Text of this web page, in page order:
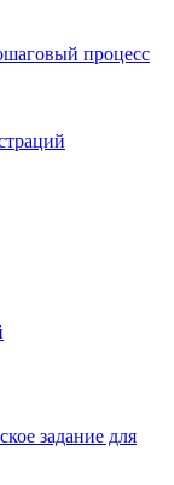
процесс
задание для